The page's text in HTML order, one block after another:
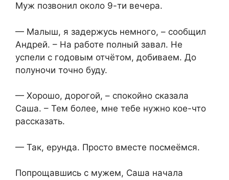
Муж позвонил около 9-ти вечера.
— Малыш, я задержусь немного, – сообщил
Андрей. – На работе полный завал. Не
успели с годовым отчётом, добиваем. До
полуночи точно буду.
— Хорошо, дорогой, – спокойно сказала
Саша. – Тем более, мне тебе нужно кое-что
рассказать.
— Так, ерунда. Просто вместе посмеёмся.
Попрощавшись с мужем, Саша начала